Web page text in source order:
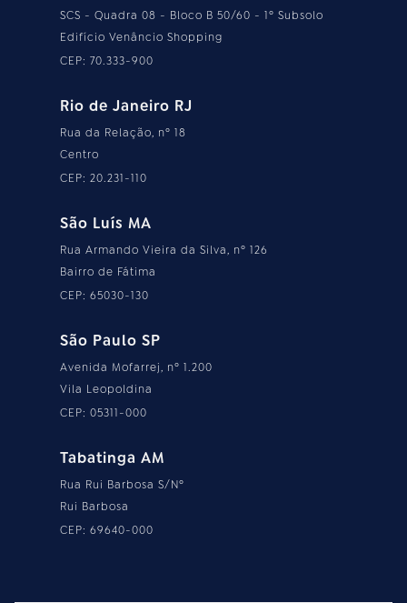
SCS - Quadra 08 - Bloco B 50/60 - 1º Subsolo
Edifício Venâncio Shopping
CEP: 70.333-900
Rio de Janeiro RJ
Rua da Relação, nº 18
Centro
CEP: 20.231-110
São Luís MA
Rua Armando Vieira da Silva, nº 126
Bairro de Fátima
CEP: 65030-130
São Paulo SP
Avenida Mofarrej, nº 1.200
Vila Leopoldina
CEP: 05311-000
Tabatinga AM
Rua Rui Barbosa S/Nº
Rui Barbosa
CEP: 69640-000